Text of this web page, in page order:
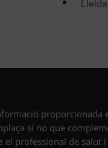
proporcionada
si no que
el professional de salut